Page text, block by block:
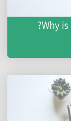
Why